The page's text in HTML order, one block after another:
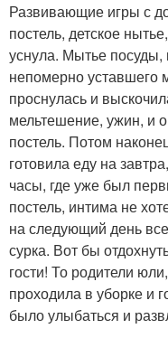
Развивающие игры с
постель, детское
уснула. Мытье посуды,
непомерно уставшего
проснулась и
мельтешение, ужин, и
постель. Потом
готовила еду на
часы, где уже был
постель, интима не
на следующий день
сурка. Вот бы
гости! То родители
проходила в уборке и
было улыбаться и